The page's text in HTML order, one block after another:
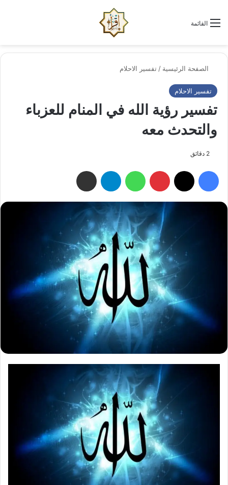
القائمة
الصفحة الرئيسية / تفسير الاحلام
تفسير الاحلام
تفسير رؤية الله في المنام للعزباء
والتحدث معه
فيسبوك بينتيريست واتساب تيلقرام